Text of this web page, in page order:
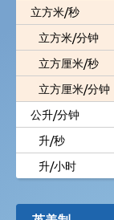
立方米/秒
立方米/分钟
立方厘米/秒
立方厘米/分钟
公升/分钟
升/秒
升/小时